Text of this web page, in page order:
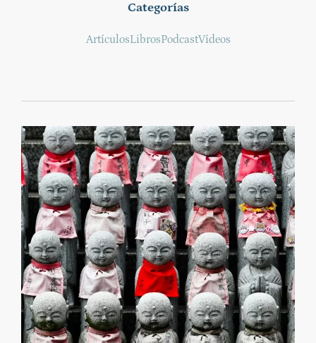
Categorías
ArtículosLibrosPodcastVídeos